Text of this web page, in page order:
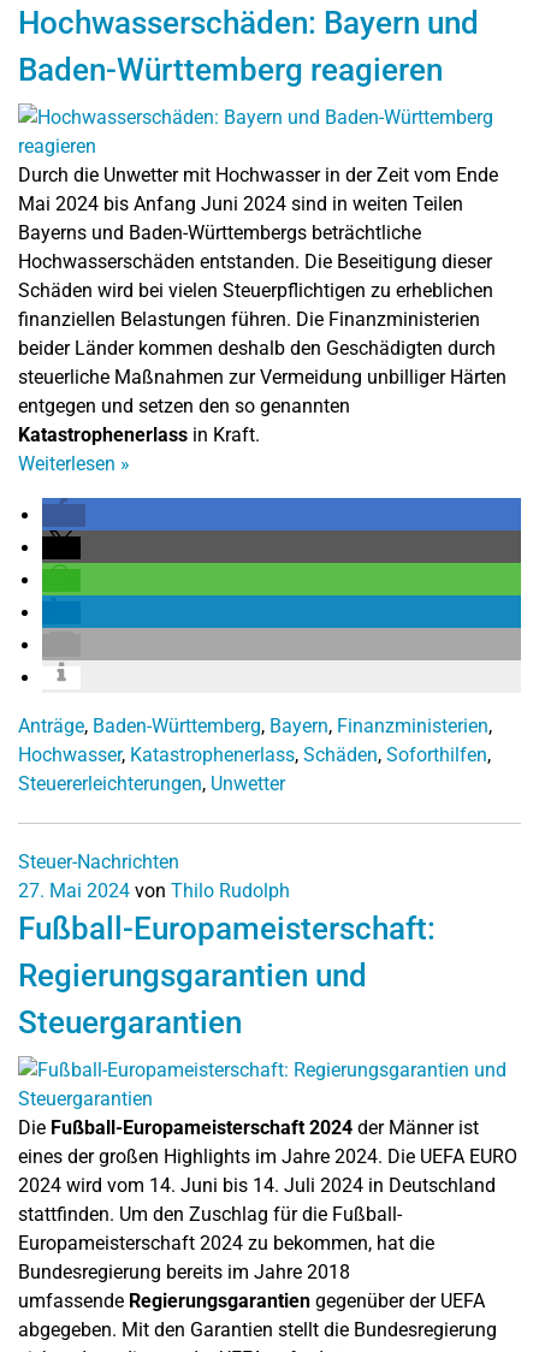
Hochwasserschäden: Bayern und
Baden-Württemberg reagieren
Durch die Unwetter mit Hochwasser in der Zeit vom Ende
Mai 2024 bis Anfang Juni 2024 sind in weiten Teilen
Bayerns und Baden-Württembergs beträchtliche
Hochwasserschäden entstanden. Die Beseitigung dieser
Schäden wird bei vielen Steuerpflichtigen zu erheblichen
finanziellen Belastungen führen. Die Finanzministerien
beider Länder kommen deshalb den Geschädigten durch
steuerliche Maßnahmen zur Vermeidung unbilliger Härten
entgegen und setzen den so genannten
Katastrophenerlass in Kraft.
Weiterlesen »
Anträge, Baden-Württemberg, Bayern, Finanzministerien,
Hochwasser, Katastrophenerlass, Schäden, Soforthilfen,
Steuererleichterungen, Unwetter
Steuer-Nachrichten
27. Mai 2024 von Thilo Rudolph
Fußball-Europameisterschaft:
Regierungsgarantien und
Steuergarantien
Die Fußball-Europameisterschaft 2024 der Männer ist
eines der großen Highlights im Jahre 2024. Die UEFA EURO
2024 wird vom 14. Juni bis 14. Juli 2024 in Deutschland
stattfinden. Um den Zuschlag für die Fußball-
Europameisterschaft 2024 zu bekommen, hat die
Bundesregierung bereits im Jahre 2018
umfassende Regierungsgarantien gegenüber der UEFA
abgegeben. Mit den Garantien stellt die Bundesregierung